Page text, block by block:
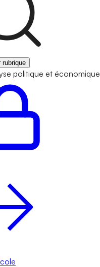
rubrique
politique et économique